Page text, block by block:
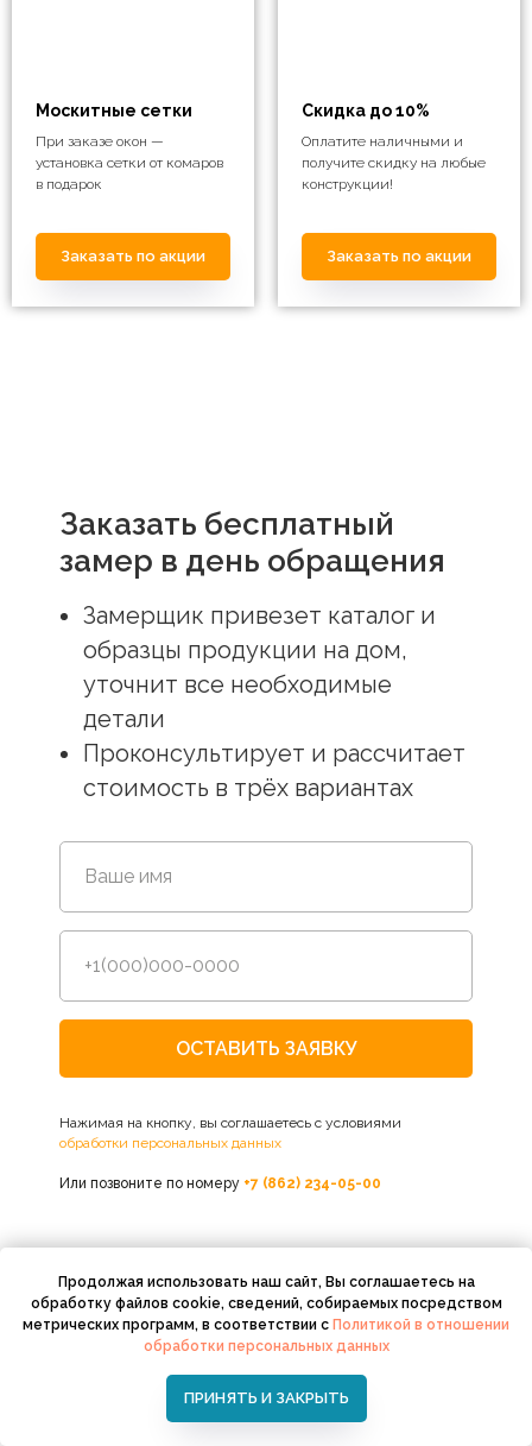
Москитные сетки
При заказе окон —
установка сетки от комаров
в подарок
Заказать по акции
Скидка до 10%
Оплатите наличными и
получите скидку на любые
конструкции!
Заказать по акции
Заказать бесплатный
замер в день обращения
Замерщик привезет каталог и
образцы продукции на дом,
уточнит все необходимые
детали
Проконсультирует и рассчитает
стоимость в трёх вариантах
ОСТАВИТЬ ЗАЯВКУ
Нажимая на кнопку, вы соглашаетесь с условиями
обработки персональных данных
Или позвоните по номеру +7 (862) 234-05-00
Наши работы
Продолжая использовать наш сайт, Вы соглашаетесь на
обработку файлов cookie, сведений, собираемых посредством
метрических программ, в соответствии с Политикой в отношении
обработки персональных данных
ПРИНЯТЬ И ЗАКРЫТЬ